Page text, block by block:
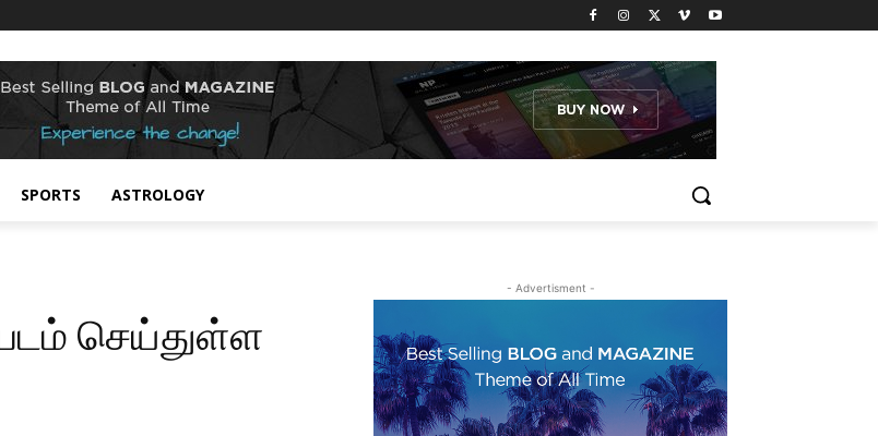
SPORTS ASTROLOGY
செய்துள்ள
- Advertisment -